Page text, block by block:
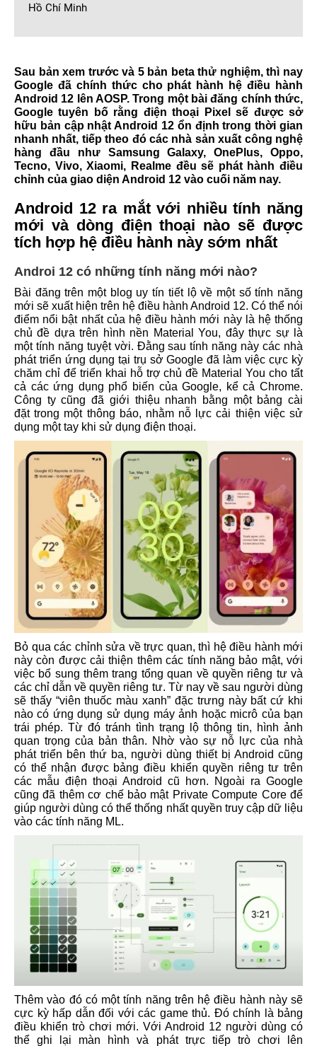
Hồ Chí Minh
Sau bản xem trước và 5 bản beta thử nghiệm, thì nay
Google đã chính thức cho phát hành hệ điều hành
Android 12 lên AOSP. Trong một bài đăng chính thức,
Google tuyên bố rằng điện thoại Pixel sẽ được sở
hữu bản cập nhật Android 12 ổn định trong thời gian
nhanh nhất, tiếp theo đó các nhà sản xuất công nghệ
hàng đầu như Samsung Galaxy, OnePlus, Oppo,
Tecno, Vivo, Xiaomi, Realme đều sẽ phát hành điều
chỉnh của giao diện Android 12 vào cuối năm nay.
Android 12 ra mắt với nhiều tính năng
mới và dòng điện thoại nào sẽ được
tích hợp hệ điều hành này sớm nhất
Androi 12 có những tính năng mới nào?
Bài đăng trên một blog uy tín tiết lộ về một số tính năng
mới sẽ xuất hiện trên hệ điều hành Android 12. Có thể nói
điểm nổi bật nhất của hệ điều hành mới này là hệ thống
chủ đề dựa trên hình nền Material You, đây thực sự là
một tính năng tuyệt vời. Đằng sau tính năng này các nhà
phát triển ứng dụng tại trụ sở Google đã làm việc cực kỳ
chăm chỉ để triển khai hỗ trợ chủ đề Material You cho tất
cả các ứng dụng phổ biến của Google, kể cả Chrome.
Công ty cũng đã giới thiệu nhanh bằng một bảng cài
đặt trong một thông báo, nhằm nỗ lực cải thiện việc sử
dụng một tay khi sử dụng điện thoại.
Bỏ qua các chỉnh sửa về trực quan, thì hệ điều hành mới
này còn được cải thiện thêm các tính năng bảo mật, với
việc bổ sung thêm trang tổng quan về quyền riêng tư và
các chỉ dẫn về quyền riêng tư. Từ nay về sau người dùng
sẽ thấy “viên thuốc màu xanh” đặc trưng này bất cứ khi
nào có ứng dụng sử dụng máy ảnh hoặc micrô của bạn
trái phép. Từ đó tránh tình trạng lộ thông tin, hình ảnh
quan trọng của bản thân. Nhờ vào sự nỗ lực của nhà
phát triển bên thứ ba, người dùng thiết bị Android cũng
có thể nhận được bảng điều khiển quyền riêng tư trên
các mẫu điện thoại Android cũ hơn. Ngoài ra Google
cũng đã thêm cơ chế bảo mật Private Compute Core để
giúp người dùng có thể thống nhất quyền truy cập dữ liệu
vào các tính năng ML.
Thêm vào đó có một tính năng trên hệ điều hành này sẽ
cực kỳ hấp dẫn đối với các game thủ. Đó chính là bảng
điều khiển trò chơi mới. Với Android 12 người dùng có
thể ghi lại màn hình và phát trực tiếp trò chơi lên